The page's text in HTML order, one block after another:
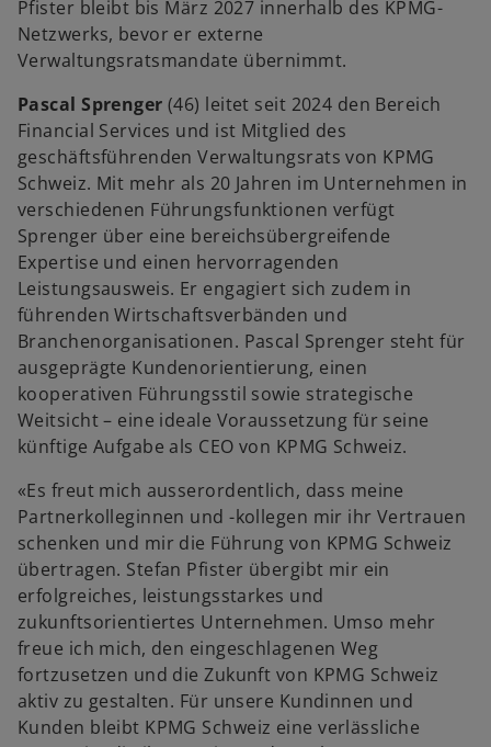
e
r
e
u
e
n
R
e
g
i
s
t
e
r
k
a
t
e
g
e
ö
f
f
n
e
t
Pfister bleibt bis März 2027 innerhalb des KPMG-
Netzwerks, bevor er externe
Verwaltungsratsmandate übernimmt.
Pascal Sprenger (46) leitet seit 2024 den Bereich
Financial Services und ist Mitglied des
geschäftsführenden Verwaltungsrats von KPMG
Schweiz. Mit mehr als 20 Jahren im Unternehmen in
verschiedenen Führungsfunktionen verfügt
Sprenger über eine bereichsübergreifende
Expertise und einen hervorragenden
Leistungsausweis. Er engagiert sich zudem in
führenden Wirtschaftsverbänden und
Branchenorganisationen. Pascal Sprenger steht für
ausgeprägte Kundenorientierung, einen
kooperativen Führungsstil sowie strategische
Weitsicht – eine ideale Voraussetzung für seine
künftige Aufgabe als CEO von KPMG Schweiz.
«Es freut mich ausserordentlich, dass meine
Partnerkolleginnen und -kollegen mir ihr Vertrauen
schenken und mir die Führung von KPMG Schweiz
übertragen. Stefan Pfister übergibt mir ein
erfolgreiches, leistungsstarkes und
zukunftsorientiertes Unternehmen. Umso mehr
freue ich mich, den eingeschlagenen Weg
fortzusetzen und die Zukunft von KPMG Schweiz
aktiv zu gestalten. Für unsere Kundinnen und
Kunden bleibt KPMG Schweiz eine verlässliche